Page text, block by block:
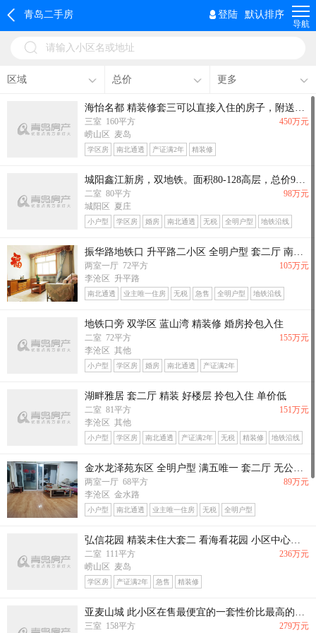
青岛二手房 登陆 默认排序
导航
请输入小区名或地址
区域 总价 更多
海怡名都 精装修套三可以直接入住的房子，附送两个地下车位 大楼间距，采光通风都很好，小高层电梯房！
三室 160平方
崂山区 麦岛
学区房 南北通透 产证满2年 精装修
450万元
城阳鑫江新房，双地铁。面积80-128高层，总价98万起。
二室 80平方
城阳区 夏庄
小户型 学区房 婚房 南北通透 无税 全明户型 地铁沿线
98万元
振华路地铁口 升平路二小区 全明户型 套二厅 南北通透 中间楼层 采 刚需首选
两室一厅 72平方
李沧区 升平路
南北通透 业主唯一住房 无税 急售 全明户型 地铁沿线
105万元
地铁口旁 双学区 蓝山湾 精装修 婚房拎包入住
二室 72平方
李沧区 其他
小户型 学区房 婚房 南北通透 产证满2年
155万元
湖畔雅居 套二厅 精装 好楼层 拎包入住 单价低
二室 81平方
李沧区 其他
小户型 学区房 南北通透 产证满2年 无税 精装修 地铁沿线
151万元
金水龙泽苑东区 全明户型 满五唯一 套二厅 无公唯 电梯高楼层 采光视野佳68平89万议
两室一厅 68平方
李沧区 金水路
小户型 南北通透 业主唯一住房 无税 全明户型
89万元
弘信花园 精装未住大套二 看海看花园 小区中心不临路 全天采光无遮挡
二室 111平方
崂山区 麦岛
学区房 产证满2年 急售 精装修
236万元
亚麦山城 此小区在售最便宜的一套性价比最高的精装修大套三
三室 158平方 279万元